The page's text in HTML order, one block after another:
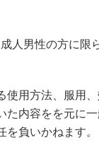
人男性の方に
使用方法、服用
た内容をを元に
負いかねます。